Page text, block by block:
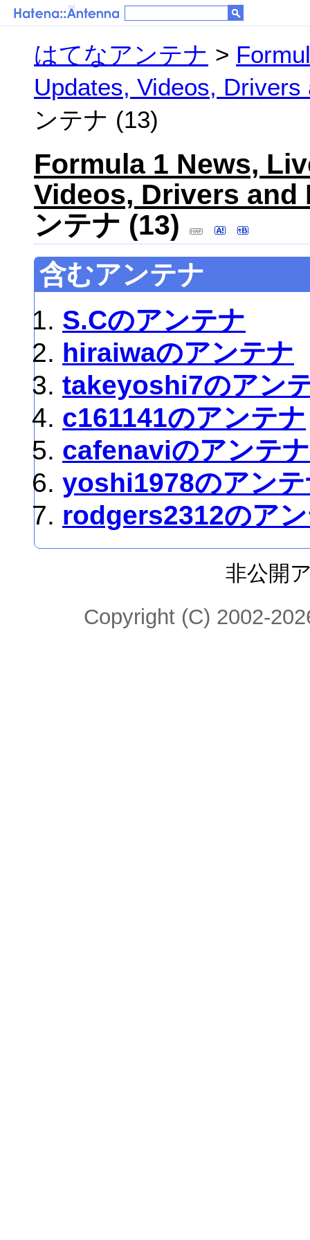
はてなアンテナ >
Updates, Videos,
ンテナ (13)
Formula 1 News,
Videos, Drivers and
ンテナ (13)
含むアンテナ
S.Cのアンテナ
hiraiwaのアンテナ
takeyoshi7のアン
c161141のアンテナ
cafenaviのアンテナ
yoshi1978のアン
rodgers2312のア
非公開
Copyright (C) 2002-